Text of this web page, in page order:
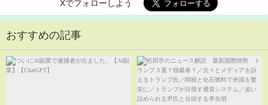
Xでフォローしよう
おすすめの記事